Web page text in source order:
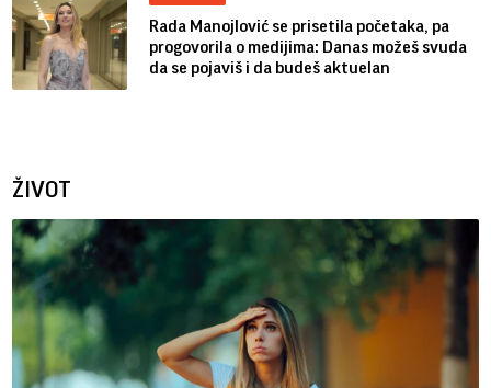
Rada Manojlović se prisetila početaka, pa
progovorila o medijima: Danas možeš svuda
da se pojaviš i da budeš aktuelan
ŽIVOT